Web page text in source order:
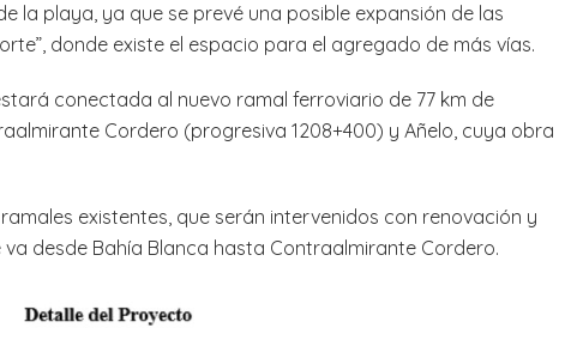
la playa, ya que se prevé una posible expansión de las
donde existe el espacio para el agregado de más vías.
conectada al nuevo ramal ferroviario de 77 km de
Cordero (progresiva 1208+400) y Añelo, cuya obra
existentes, que serán intervenidos con renovación y
desde Bahía Blanca hasta Contraalmirante Cordero.